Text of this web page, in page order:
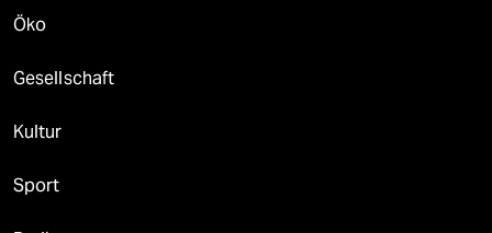
Öko
Gesellschaft
Kultur
Sport